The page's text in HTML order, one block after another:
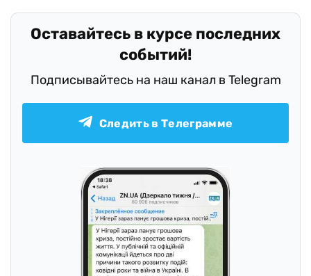
Оставайтесь в курсе последних
событий!
Подписывайтесь на наш канал в Telegram
Следить в Телеграмме